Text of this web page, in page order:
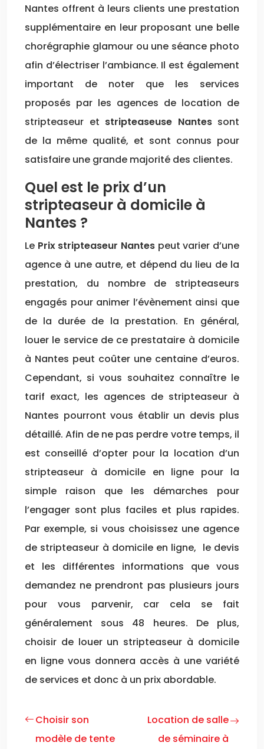
Nantes offrent à leurs clients une prestation
supplémentaire en leur proposant une belle
chorégraphie glamour ou une séance photo
afin d’électriser l’ambiance. Il est également
important de noter que les services
proposés par les agences de location de
stripteaseur et stripteaseuse Nantessont
de la même qualité, et sont connus pour
satisfaire une grande majorité des clientes.
Quel est le prix d’un
stripteaseur à domicile à
Nantes ?
Le Prix stripteaseur Nantes peut varier d’une
agence à une autre, et dépend du lieu de la
prestation, du nombre de stripteaseurs
engagés pour animer l’évènement ainsi que
de la durée de la prestation. En général,
louer le service de ce prestataire à domicile
à Nantes peut coûter une centaine d’euros.
Cependant, si vous souhaitez connaître le
tarif exact, les agences de stripteaseur à
Nantes pourront vous établir un devis plus
détaillé. Afin de ne pas perdre votre temps, il
est conseillé d’opter pour la location d’un
stripteaseur à domicile en ligne pour la
simple raison que les démarches pour
l’engager sont plus faciles et plus rapides.
Par exemple, si vous choisissez une agence
de stripteaseur à domicile en ligne, le devis
et les différentes informations que vous
demandez ne prendront pas plusieurs jours
pour vous parvenir, car cela se fait
généralement sous 48 heures. De plus,
choisir de louer un stripteaseur à domicile
en ligne vous donnera accès à une variété
de services et donc à un prix abordable.
Choisir son
modèle de tente
Location de salle
de séminaire à